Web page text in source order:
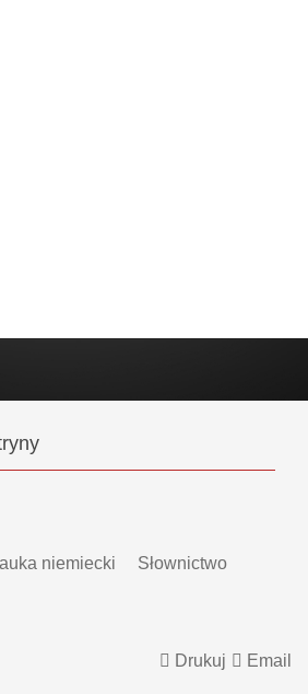
niemiecki
Słownictwo
Email
Drukuj